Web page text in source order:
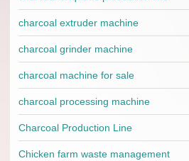
charcoal extruder machine
charcoal grinder machine
charcoal machine for sale
charcoal processing machine
Charcoal Production Line
Chicken farm waste management